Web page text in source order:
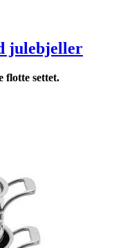
julebjeller
flotte settet.